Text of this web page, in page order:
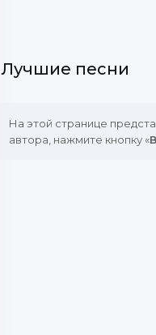
Лучшие песни
На этой странице
автора, нажмите кнопку «